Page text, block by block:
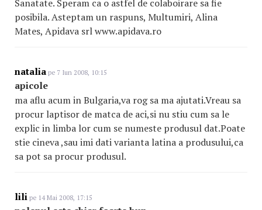
Sanatate. Speram ca o astfel de colaboirare sa fie
posibila. Asteptam un raspuns, Multumiri, Alina
Mates, Apidava srl www.apidava.ro
natalia pe 7 Iun 2008, 10:15
apicole
ma aflu acum in Bulgaria,va rog sa ma ajutati.Vreau sa
procur laptisor de matca de aci,si nu stiu cum sa le
explic in limba lor cum se numeste produsul dat.Poate
stie cineva ,sau imi dati varianta latina a produsului,ca
sa pot sa procur produsul.
lili pe 14 Mai 2008, 17:15